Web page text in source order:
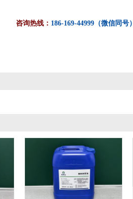
咨询热线： 186-169-44999（微信同号）